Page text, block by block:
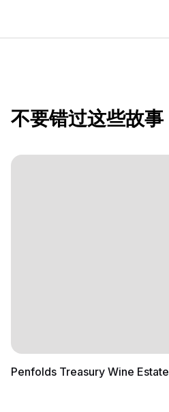
不要错过这些故事
Penfolds Treasury Wine Estate